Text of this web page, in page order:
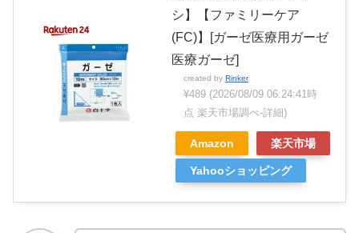
シ】【ファミリーケア
(FC)】[ガーゼ医療用ガーゼ
医療ガーゼ]
created by Rinker
¥489 (2026/08/09 06:24:41時
点 楽天市場調べ-詳細)
Amazon 楽天市場
Yahooショッピング